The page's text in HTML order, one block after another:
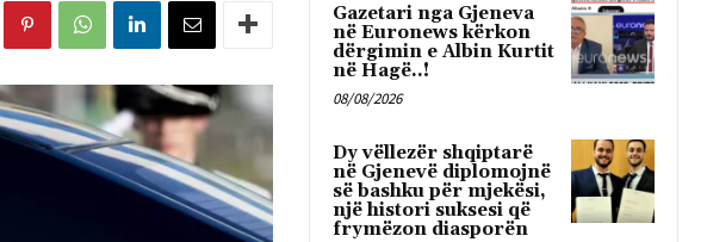
Gazetari nga Gjeneva
në Euronews kërkon
dërgimin e Albin Kurtit
në Hagë..!
08/08/2026
Dy vëllezër shqiptarë
në Gjenevë diplomojnë
së bashku për mjekësi,
një histori suksesi që
frymëzon diasporën